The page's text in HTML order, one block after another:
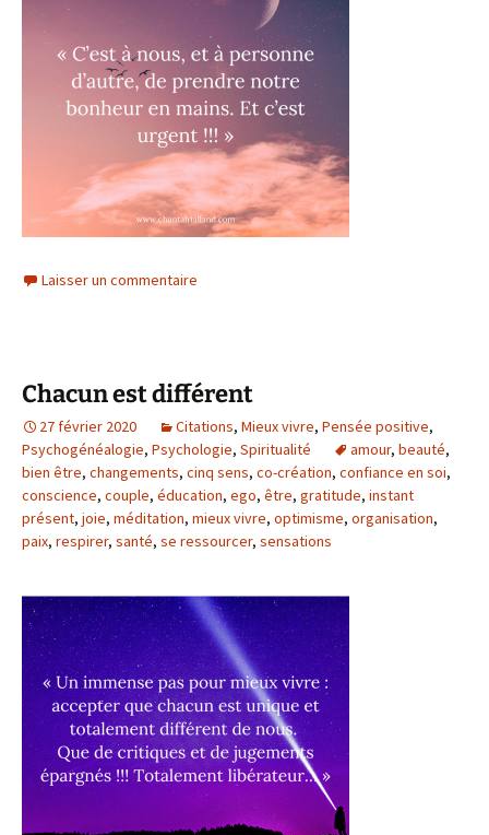
Laisser un commentaire
Chacun est différent
27 février 2020 Citations, Mieux vivre, Pensée positive,
Psychogénéalogie, Psychologie, Spiritualité amour, beauté,
bien être, changements, cinq sens, co-création, confiance en soi,
conscience, couple, éducation, ego, être, gratitude, instant
présent, joie, méditation, mieux vivre, optimisme, organisation,
paix, respirer, santé, se ressourcer, sensations